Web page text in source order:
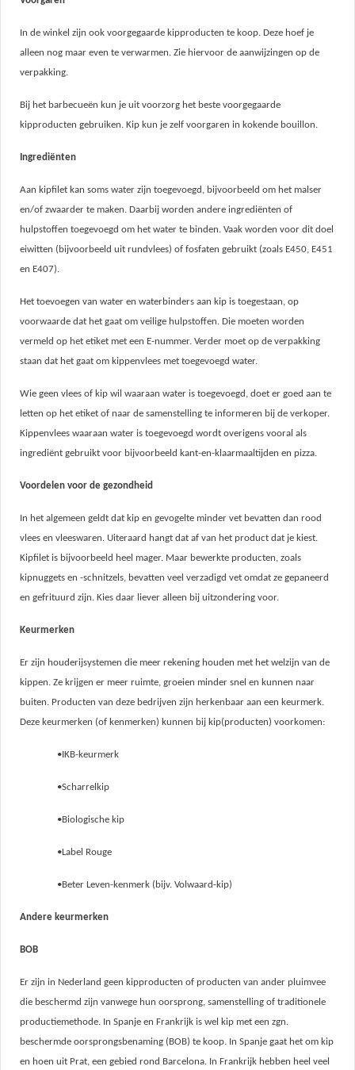
In de winkel zijn ook voorgegaarde kipproducten te koop. Deze hoef je
alleen nog maar even te verwarmen. Zie hiervoor de aanwijzingen op de
verpakking.
Bij het barbecueën kun je uit voorzorg het beste voorgegaarde
kipproducten gebruiken. Kip kun je zelf voorgaren in kokende bouillon.
Ingrediënten
Aan kipfilet kan soms water zijn toegevoegd, bijvoorbeeld om het malser
en/of zwaarder te maken. Daarbij worden andere ingrediënten of
hulpstoffen toegevoegd om het water te binden. Vaak worden voor dit doel
eiwitten (bijvoorbeeld uit rundvlees) of fosfaten gebruikt (zoals E450, E451
en E407).
Het toevoegen van water en waterbinders aan kip is toegestaan, op
voorwaarde dat het gaat om veilige hulpstoffen. Die moeten worden
vermeld op het etiket met een E-nummer. Verder moet op de verpakking
staan dat het gaat om kippenvlees met toegevoegd water.
Wie geen vlees of kip wil waaraan water is toegevoegd, doet er goed aan te
letten op het etiket of naar de samenstelling te informeren bij de verkoper.
Kippenvlees waaraan water is toegevoegd wordt overigens vooral als
ingrediënt gebruikt voor bijvoorbeeld kant-en-klaarmaaltijden en pizza.
Voordelen voor de gezondheid
In het algemeen geldt dat kip en gevogelte minder vet bevatten dan rood
vlees en vleeswaren. Uiteraard hangt dat af van het product dat je kiest.
Kipfilet is bijvoorbeeld heel mager. Maar bewerkte producten, zoals
kipnuggets en -schnitzels, bevatten veel verzadigd vet omdat ze gepaneerd
en gefrituurd zijn. Kies daar liever alleen bij uitzondering voor.
Keurmerken
Er zijn houderijsystemen die meer rekening houden met het welzijn van de
kippen. Ze krijgen er meer ruimte, groeien minder snel en kunnen naar
buiten. Producten van deze bedrijven zijn herkenbaar aan een keurmerk.
Deze keurmerken (of kenmerken) kunnen bij kip(producten) voorkomen:
•IKB-keurmerk
•Scharrelkip
•Biologische kip
•Label Rouge
•Beter Leven-kenmerk (bijv. Volwaard-kip)
Andere keurmerken
BOB
Er zijn in Nederland geen kipproducten of producten van ander pluimvee
die beschermd zijn vanwege hun oorsprong, samenstelling of traditionele
productiemethode. In Spanje en Frankrijk is wel kip met een zgn.
beschermde oorsprongsbenaming (BOB) te koop. In Spanje gaat het om kip
en hoen uit Prat, een gebied rond Barcelona. In Frankrijk hebben heel veel